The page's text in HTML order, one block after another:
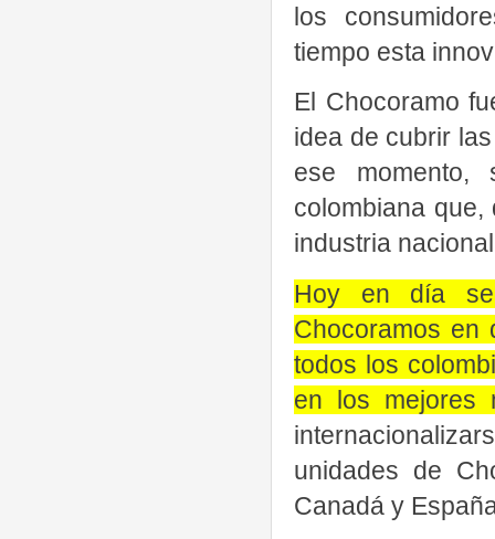
los
tiempo esta
El Chocoramo
idea de cubrir
ese
colombiana
industria
Hoy en día se
Chocoramos en
todos los
en los mejores
unidades de
Canadá y